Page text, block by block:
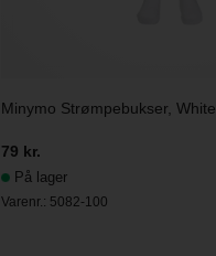
Minymo Strømpebukser, White
79 kr.
På lager
Varenr.: 5082-100